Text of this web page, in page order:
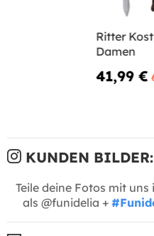
Ritter
Damen
41,99 €
KUNDEN BILDER:
Teile deine Fotos mit uns
als @funidelia +